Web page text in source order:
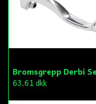
63,61 dkk